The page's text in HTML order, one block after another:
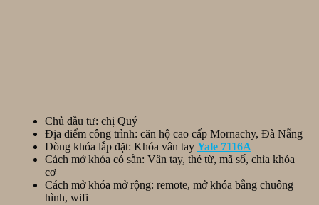
Chủ đầu tư: chị Quý
Địa điểm công trình: căn hộ cao cấp Mornachy, Đà Nẵng
Dòng khóa lắp đặt: Khóa vân tay Yale 7116A
Cách mở khóa có sẵn: Vân tay, thẻ từ, mã số, chìa khóa
cơ
Cách mở khóa mở rộng: remote, mở khóa bằng chuông
hình, wifi